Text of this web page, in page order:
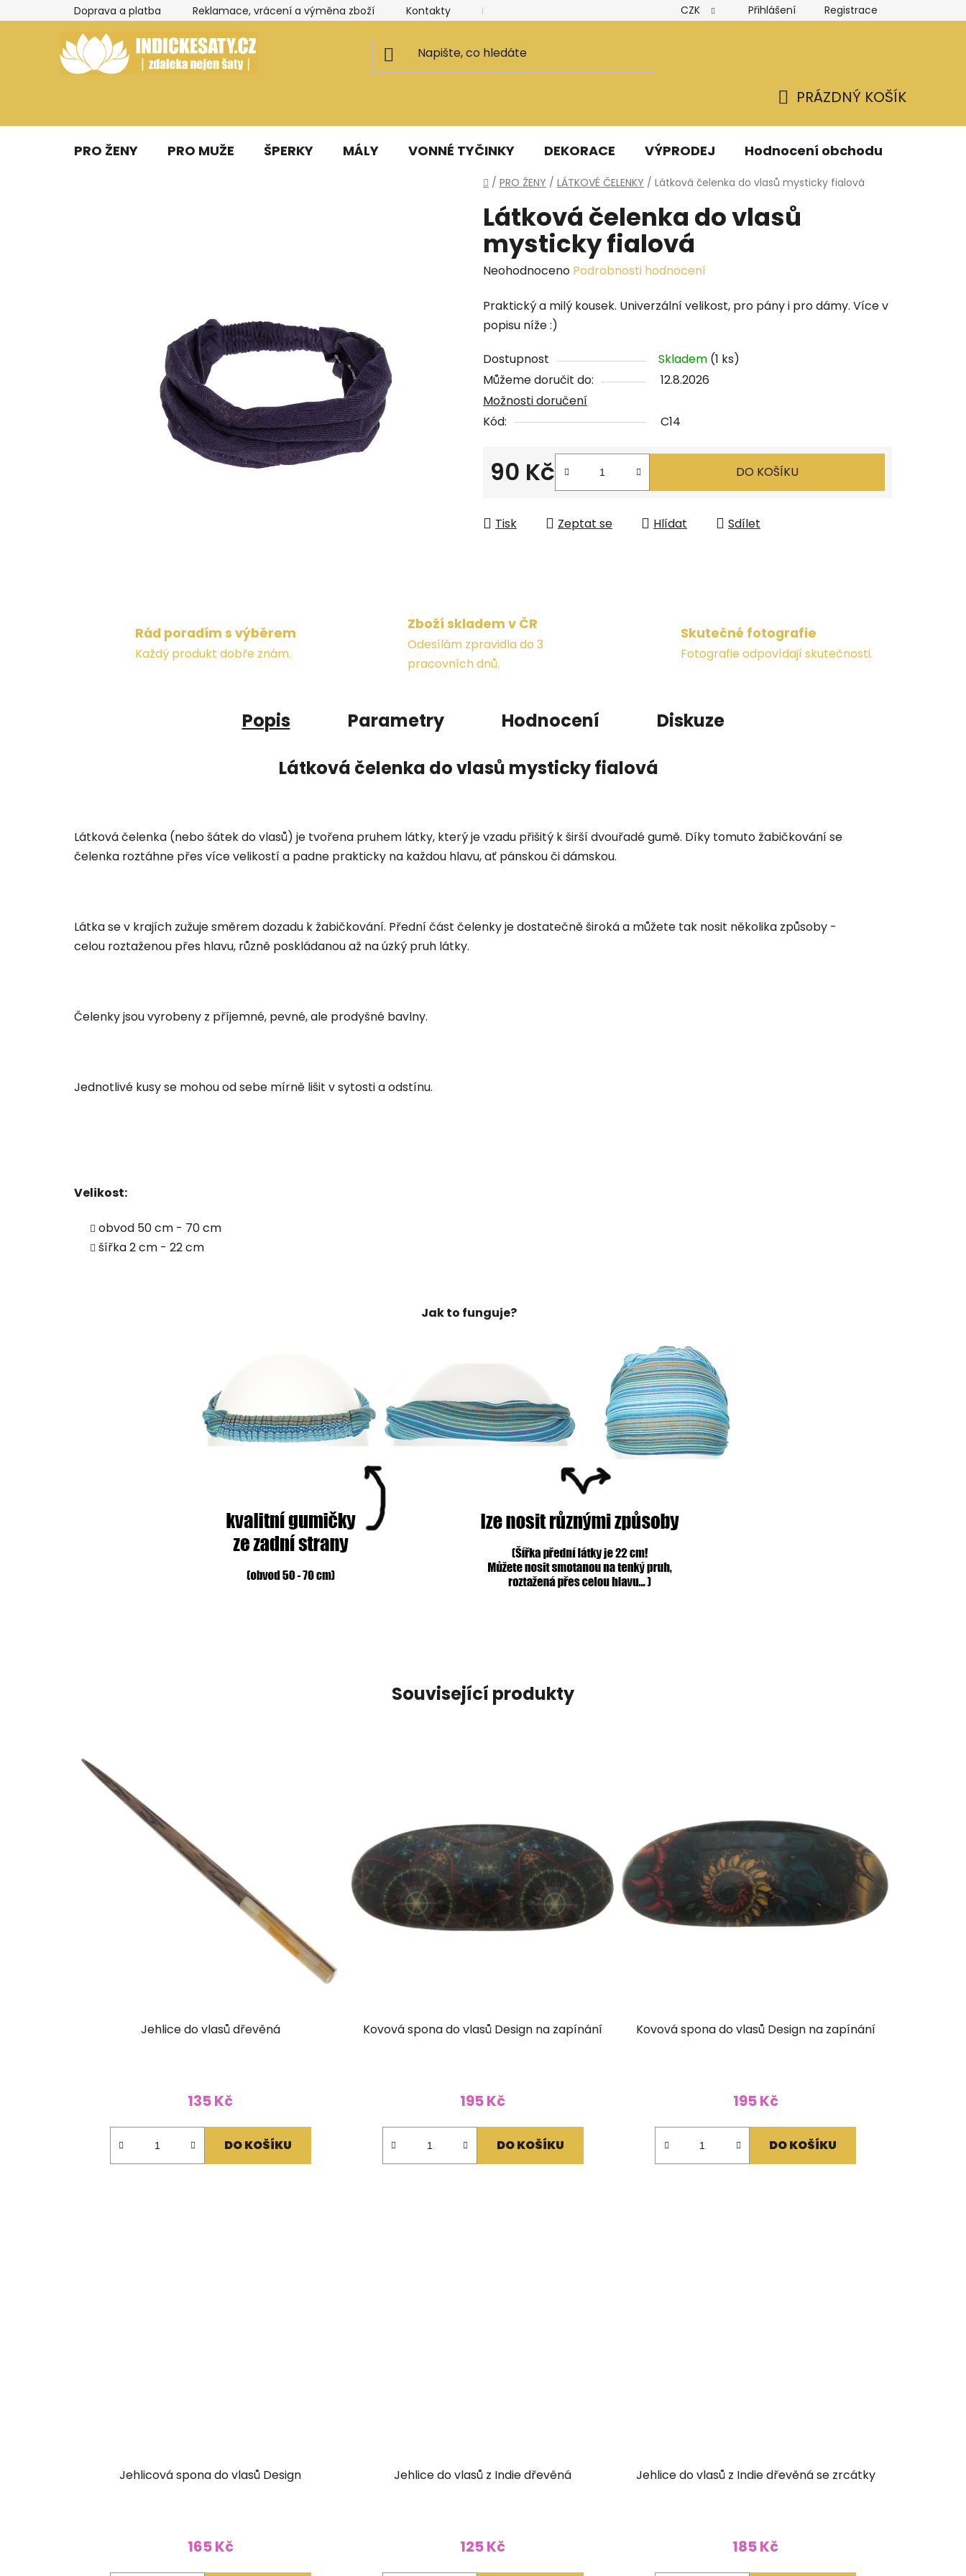
na
Doprava a platba Reklamace, vrácení a výměna zboží Kontakty Kancelář a ateliér Hodnocení obchodu Obchodní podmínky
CZK Přihlášení Registrace
KOŠÍK
PRÁZDNÝ KOŠÍK
PRO ŽENY PRO MUŽE ŠPERKY MÁLY VONNÉ TYČINKY DEKORACE VÝPRODEJ Hodnocení obchodu
Domů
/ PRO ŽENY / LÁTKOVÉ ČELENKY / Látková čelenka do vlasů mysticky fialová
Látková čelenka do vlasů
mysticky fialová
Průměrné
produktu
je
z
5
hvězdiček.
Neohodnoceno Podrobnosti hodnocení
Praktický a milý kousek. Univerzální velikost, pro pány i pro dámy. Více v
popisu níže :)
Dostupnost Skladem (1 ks)
Můžeme doručit do:
12.8.2026
Možnosti doručení
Kód:
C14
90 Kč
Měrná cena:
DO KOŠÍKU
Tisk Zeptat se Hlídat Sdílet
Rád poradím s výběrem
Každý produkt dobře znám.
Zboží skladem v ČR
Odesílám zpravidla do 3
pracovních dnů.
Skutečné fotografie
Fotografie odpovídají skutečnosti.
Popis Parametry Hodnocení
Diskuze
Látková čelenka do vlasů mysticky fialová
Látková čelenka (nebo šátek do vlasů) je tvořena pruhem látky, který je vzadu přišitý k širší dvouřadé gumě. Díky tomuto žabičkování se
čelenka roztáhne přes více velikostí a padne prakticky na každou hlavu, ať pánskou či dámskou.
Látka se v krajích zužuje směrem dozadu k žabičkování. Přední část čelenky je dostatečně široká a můžete tak nosit několika způsoby -
celou roztaženou přes hlavu, různě poskládanou až na úzký pruh látky.
Čelenky jsou vyrobeny z příjemné, pevné, ale prodyšné bavlny.
Jednotlivé kusy se mohou od sebe mírně lišit v sytosti a odstínu.
Velikost:
obvod 50 cm - 70 cm
šířka 2 cm - 22 cm
Jak to funguje?
Související produkty
Jehlice do vlasů dřevěná
135 Kč
DO KOŠÍKU
Kovová spona do vlasů Design na zapínání
195 Kč
DO KOŠÍKU
Kovová spona do vlasů Design na zapínání
195 Kč
DO KOŠÍKU
Jehlicová spona do vlasů Design
165 Kč
Jehlice do vlasů z Indie dřevěná
125 Kč
Jehlice do vlasů z Indie dřevěná se zrcátky
185 Kč